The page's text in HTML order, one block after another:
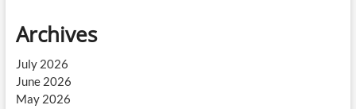
Archives
July 2026
June 2026
May 2026